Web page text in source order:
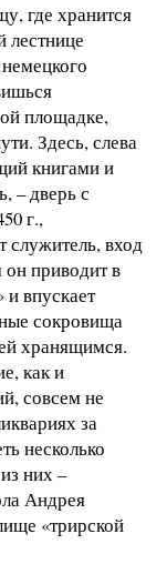
где хранится
лестнице
площадке,
Здесь, слева
книгами и
– дверь с
г.,
служитель, вход
приводит в
впускает
сокровища
хранящимся.
как и
совсем не
за
несколько
них –
Андрея
«трирской